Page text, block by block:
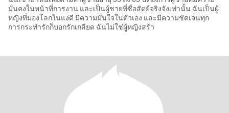
มั่นคงในหน้าที่การงาน และเป็นผู้ชายที่ซื่อสัตย์จริงจังเท่านั้น ฉันเป็นผู้
หญิงที่มองโลกในแง่ดี มีความมั่นใจในตัวเอง และมีความชัดเจนทุก
การกระทำรักก็บอกรักเกลียด ฉันไม่ใช่ผู้หญิงสร้า